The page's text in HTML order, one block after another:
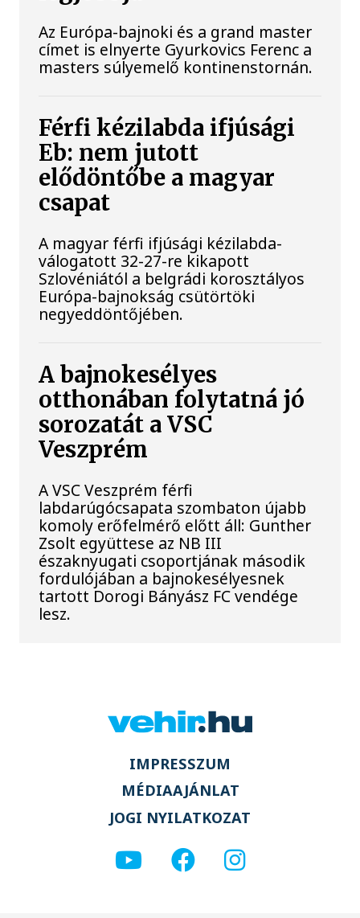
Az Európa-bajnoki és a grand master
címet is elnyerte Gyurkovics Ferenc a
masters súlyemelő kontinenstornán.
Férfi kézilabda ifjúsági
Eb: nem jutott
elődöntőbe a magyar
csapat
A magyar férfi ifjúsági kézilabda-
válogatott 32-27-re kikapott
Szlovéniától a belgrádi korosztályos
Európa-bajnokság csütörtöki
negyeddöntőjében.
A bajnokesélyes
otthonában folytatná jó
sorozatát a VSC
Veszprém
A VSC Veszprém férfi
labdarúgócsapata szombaton újabb
komoly erőfelmérő előtt áll: Gunther
Zsolt együttese az NB III
északnyugati csoportjának második
fordulójában a bajnokesélyesnek
tartott Dorogi Bányász FC vendége
lesz.
IMPRESSZUM
MÉDIAAJÁNLAT
JOGI NYILATKOZAT